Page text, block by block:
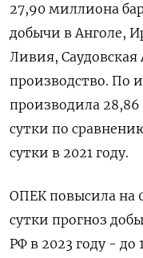
27,90 миллиона
добычи в Анголе,
Ливия,
производство. По
производила
сутки по
сутки в 2021 году.
ОПЕК повысила на
сутки прогноз
РФ в 2023 году - до